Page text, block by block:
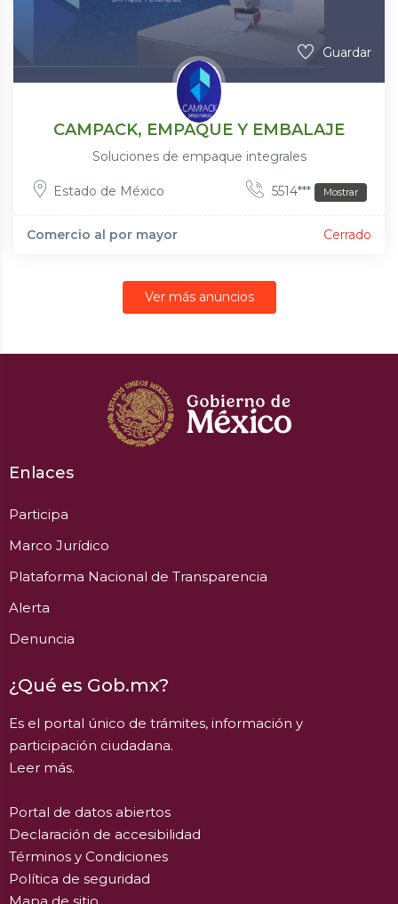
Guardar
CAMPACK, EMPAQUE Y EMBALAJE
Soluciones de empaque integrales
Estado de México 5514*** Mostrar
Comercio al por mayor Cerrado
Ver más anuncios
Enlaces
Participa
Marco Jurídico
Plataforma Nacional de Transparencia
Alerta
Denuncia
¿Qué es Gob.mx?
Es el portal único de trámites, información y
participación ciudadana.
Leer más.
Portal de datos abiertos
Declaración de accesibilidad
Términos y Condiciones
Política de seguridad